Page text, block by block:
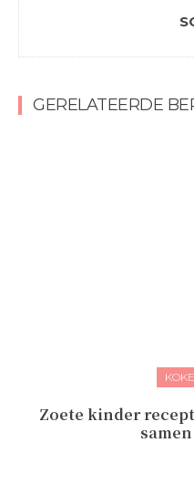
GERELATEERDE
Zoete kinder